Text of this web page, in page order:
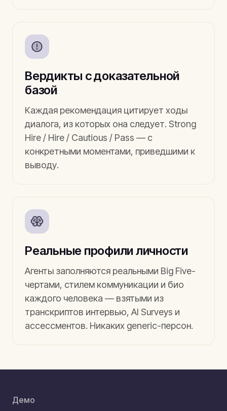
Вердикты с доказательной
базой
Каждая рекомендация цитирует ходы
диалога, из которых она следует. Strong
Hire / Hire / Cautious / Pass — с
конкретными моментами, приведшими к
выводу.
Реальные профили личности
Агенты заполняются реальными Big Five-
чертами, стилем коммуникации и био
каждого человека — взятыми из
транскриптов интервью, AI Surveys и
ассессментов. Никаких generic-персон.
Демо